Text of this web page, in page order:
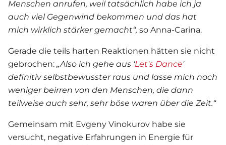
Menschen anrufen, weil tatsächlich habe ich ja
auch viel Gegenwind bekommen und das hat
mich wirklich stärker gemacht“, so Anna-Carina.
Gerade die teils harten Reaktionen hätten sie nicht
gebrochen: „Also ich gehe aus 'Let's Dance'
definitiv selbstbewusster raus und lasse mich noch
weniger beirren von den Menschen, die dann
teilweise auch sehr, sehr böse waren über die Zeit.“
Gemeinsam mit Evgeny Vinokurov habe sie
versucht, negative Erfahrungen in Energie für